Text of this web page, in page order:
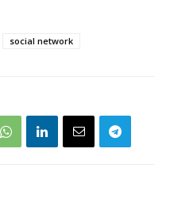
social network